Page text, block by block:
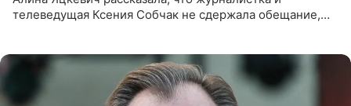
телеведущая Ксения Собчак не сдержала обещание,